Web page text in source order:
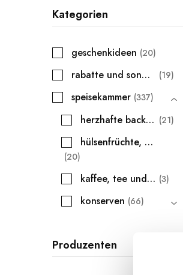
Kategorien
geschenkideen 20
rabatte und sonderangebote 19
speisekammer 337
herzhafte backwaren 21
hülsenfrüchte, getreide und mehl
20
kaffee, tee und säfte 3
konserven 66
öl und essig
Produzenten